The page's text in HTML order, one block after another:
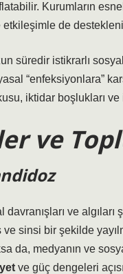
Kurumların
etkileşimle de
süredir istikrarlı
“enfeksiyonlara”
iktidar boşlukları
ve
davranışları ve
sinsi bir şekilde
da, medyanın ve
ve güç dengeleri